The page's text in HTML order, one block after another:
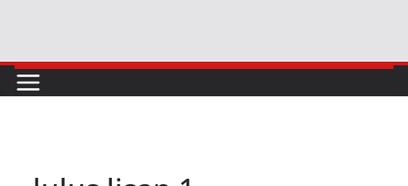
content